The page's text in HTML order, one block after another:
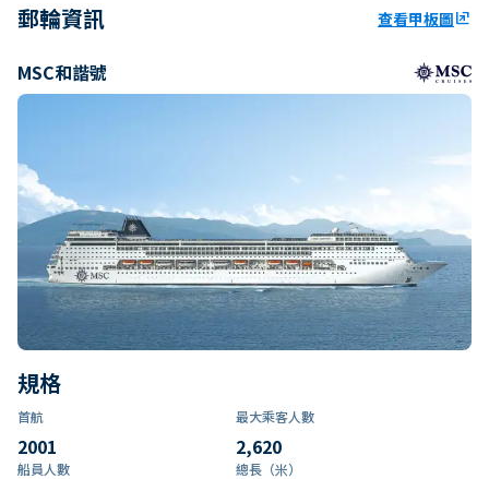
郵輪資訊 查看甲板圖ungroup
MSC和諧號
規格
首航
2001
最大乘客人數
2,620
船員人數 總長（米）